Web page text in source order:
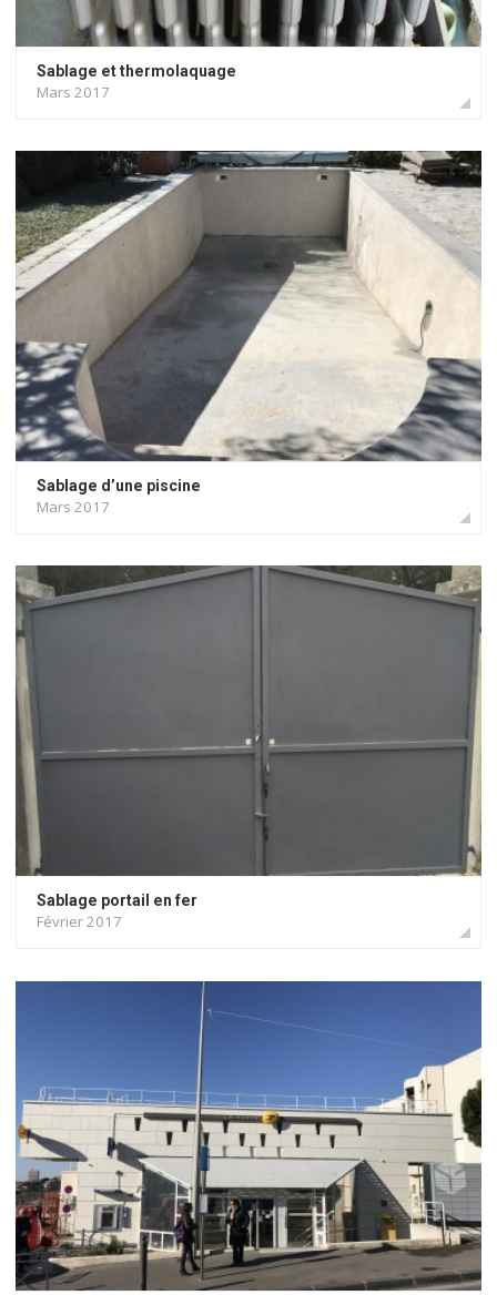
Sablage et thermolaquage
Mars 2017
Sablage d’une piscine
Mars 2017
Sablage portail en fer
Février 2017